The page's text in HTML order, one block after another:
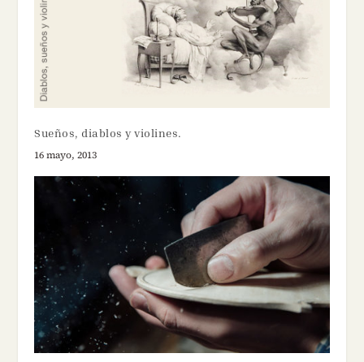
Sueños, diablos y violines.
16 mayo, 2013